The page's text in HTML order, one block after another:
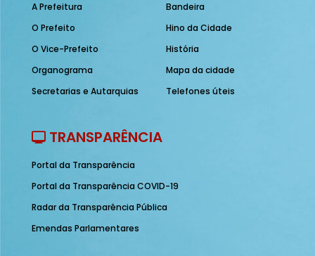
A Prefeitura
O Prefeito
O Vice-Prefeito
Organograma
Secretarias e Autarquias
Bandeira
Hino da Cidade
História
Mapa da cidade
Telefones úteis
TRANSPARÊNCIA
Portal da Transparência
Portal da Transparência COVID-19
Radar da Transparência Pública
Emendas Parlamentares